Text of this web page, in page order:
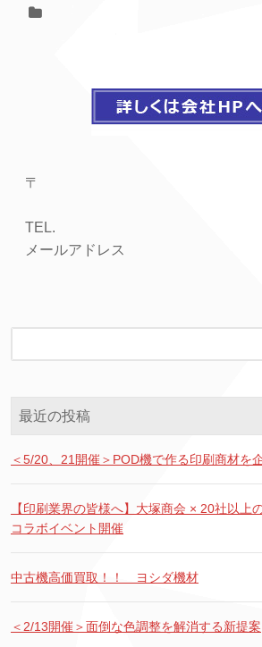
〒
TEL.
メールアドレス
最近の投稿
＜5/20、21開催＞POD機で作る印刷商材を
【印刷業界の皆様へ】大塚商会 × 20社以上
コラボイベント開催
中古機高価買取！！ ヨシダ機材
＜2/13開催＞面倒な色調整を解消する新提案